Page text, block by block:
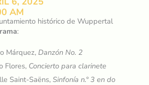
AM
histórico de Wuppertal
:
Márquez,Danzón No. 2
Flores, Concierto para clarinete
Saint-Saëns,Sinfonía n.° 3 en do